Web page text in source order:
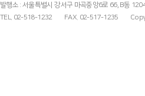
발행소 : 서울특별시 강서구 마곡중앙6로 66, B동
TEL. 02-518-1232
FAX. 02-517-1235